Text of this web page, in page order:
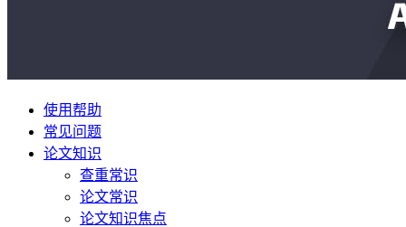
使用帮助
常见问题
论文知识
查重常识
论文常识
论文知识焦点